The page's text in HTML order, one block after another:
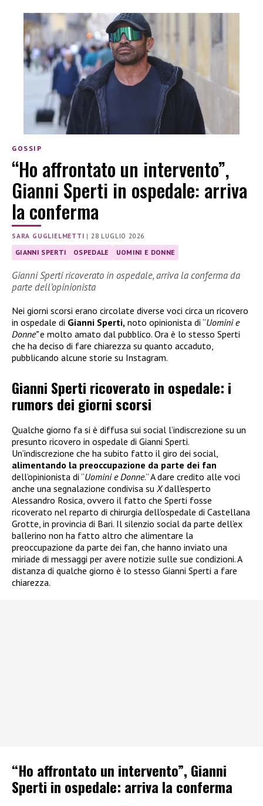
GOSSIP
“Ho affrontato un intervento”,
Gianni Sperti in ospedale: arriva
la conferma
SARA GUGLIELMETTI | 28 LUGLIO 2026
GIANNI SPERTI OSPEDALE UOMINI E DONNE
Gianni Sperti ricoverato in ospedale, arriva la conferma da
parte dell’opinionista
Nei giorni scorsi erano circolate diverse voci circa un ricovero
in ospedale di Gianni Sperti, noto opinionista di “Uomini e
Donne”e molto amato dal pubblico. Ora è lo stesso Sperti
che ha deciso di fare chiarezza su quanto accaduto,
pubblicando alcune storie su Instagram.
Gianni Sperti ricoverato in ospedale: i
rumors dei giorni scorsi
Qualche giorno fa si è diffusa sui social l’indiscrezione su un
presunto ricovero in ospedale di Gianni Sperti.
Un’indiscrezione che ha subito fatto il giro dei social,
alimentando la preoccupazione da parte dei fan
dell’opinionista di “Uomini e Donne.” A dare credito alle voci
anche una segnalazione condivisa su Xdall’esperto
Alessandro Rosica, ovvero il fatto che Sperti fosse
ricoverato nel reparto di chirurgia dell’ospedale di Castellana
Grotte, in provincia di Bari. Il silenzio social da parte dell’ex
ballerino non ha fatto altro che alimentare la
preoccupazione da parte dei fan, che hanno inviato una
miriade di messaggi per avere notizie sulle sue condizioni. A
distanza di qualche giorno è lo stesso Gianni Sperti a fare
chiarezza.
“Ho affrontato un intervento”, Gianni
Sperti in ospedale: arriva la conferma